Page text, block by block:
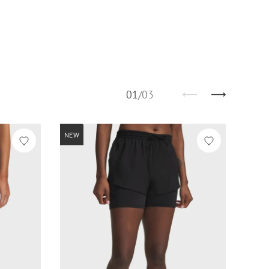
01/03
NEW